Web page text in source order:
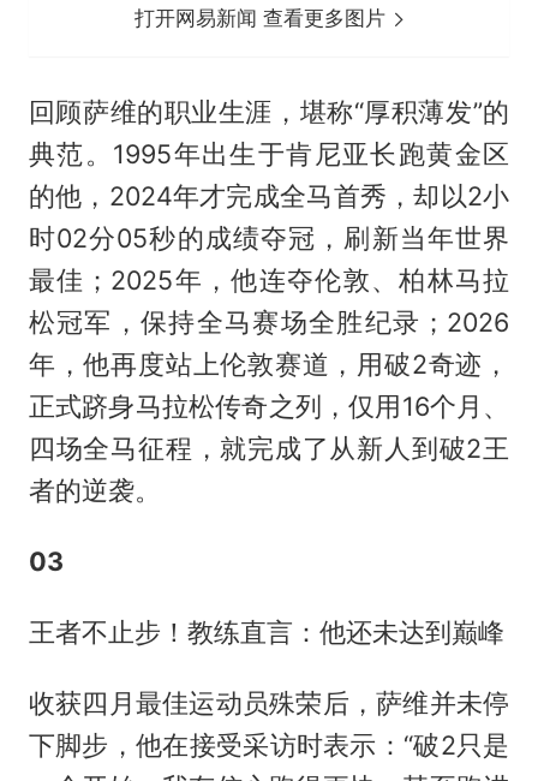
打开网易新闻 查看更多图片
回顾萨维的职业生涯，堪称“厚积薄发”的
典范。1995年出生于肯尼亚长跑黄金区
的他，2024年才完成全马首秀，却以2小
时02分05秒的成绩夺冠，刷新当年世界
最佳；2025年，他连夺伦敦、柏林马拉
松冠军，保持全马赛场全胜纪录；2026
年，他再度站上伦敦赛道，用破2奇迹，
正式跻身马拉松传奇之列，仅用16个月、
四场全马征程，就完成了从新人到破2王
者的逆袭。
03
王者不止步！教练直言：他还未达到巅峰
收获四月最佳运动员殊荣后，萨维并未停
下脚步，他在接受采访时表示：“破2只是